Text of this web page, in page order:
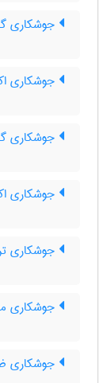
جوشکاری
جوشکاری
جوشکاری
جوشکاری
جوشکاری
جوشکاری
جوشکاری